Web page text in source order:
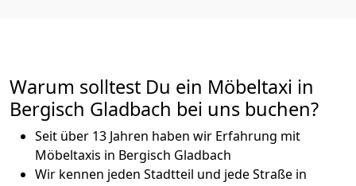
Warum solltest Du ein Möbeltaxi in
Bergisch Gladbach bei uns buchen?
Seit über 13 Jahren haben wir Erfahrung mit
Möbeltaxis in Bergisch Gladbach
Wir kennen jeden Stadtteil und jede Straße in